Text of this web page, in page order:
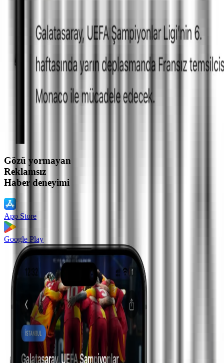
Gözü yormayan
Reklamsız
Haber deneyimi
App Store
Google Play